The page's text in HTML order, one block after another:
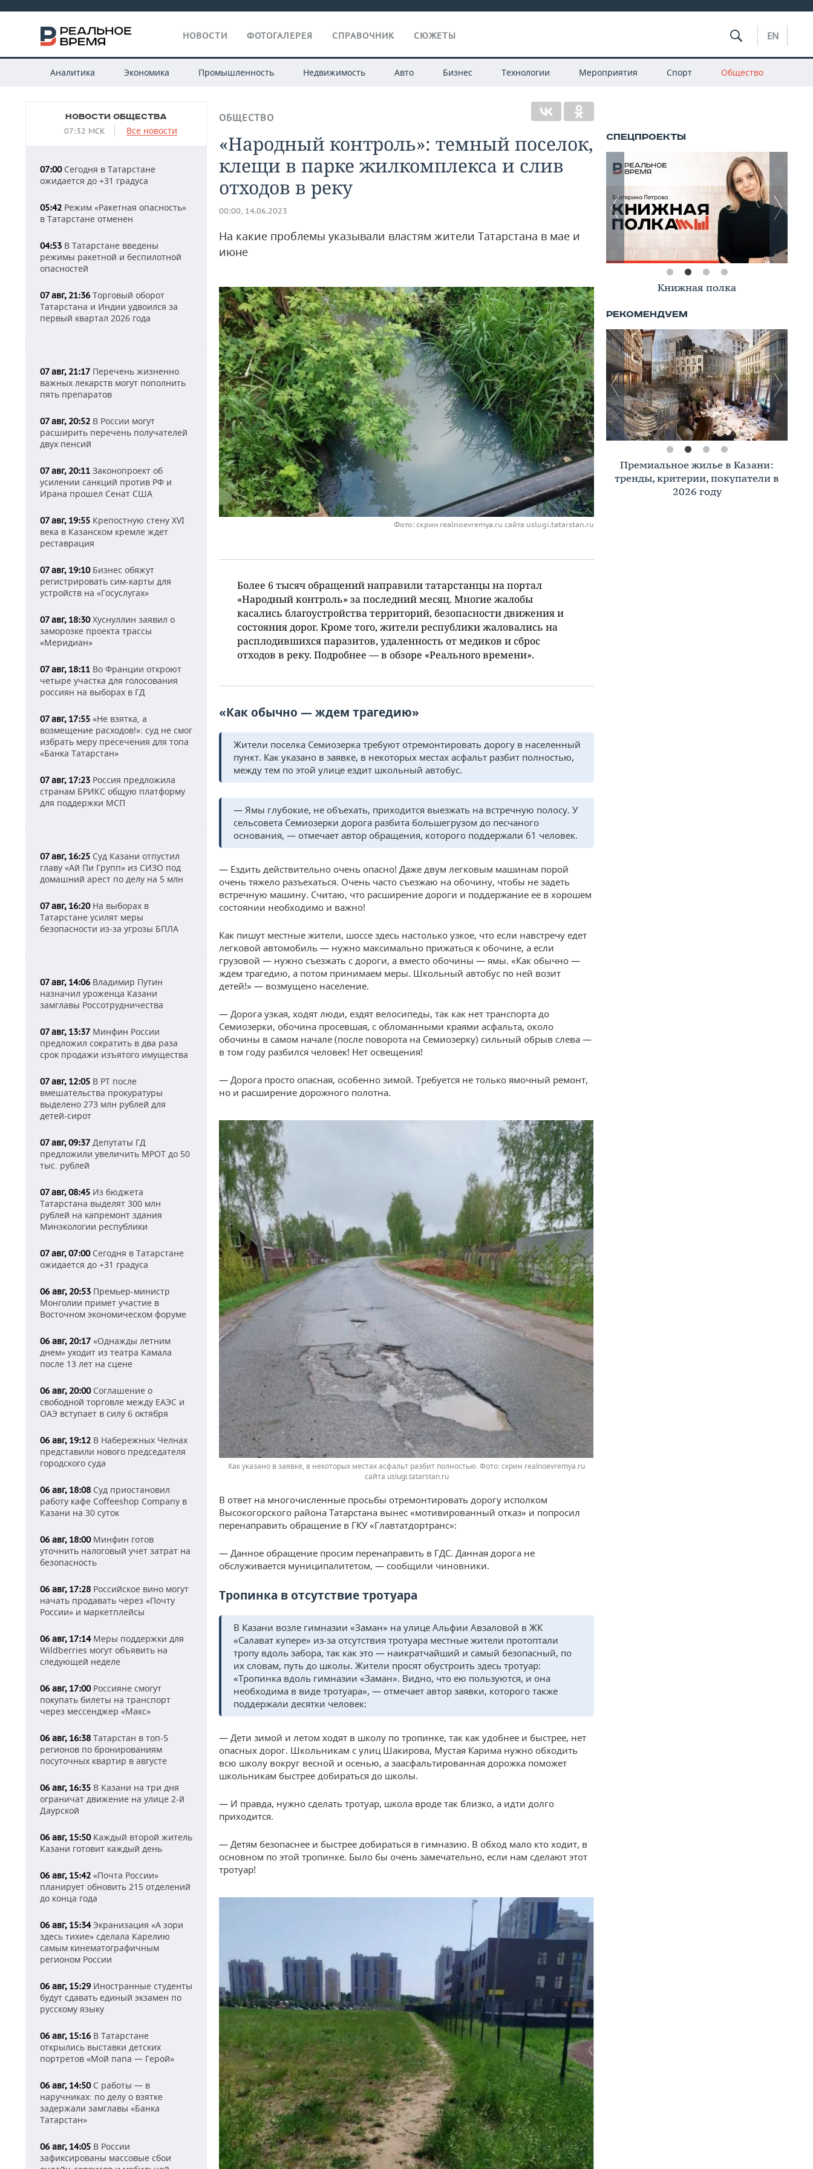
НОВОСТИ ФОТОГАЛЕРЕЯ СПРАВОЧНИК СЮЖЕТЫ EN
Аналитика Экономика Промышленность Недвижимость Авто Бизнес Технологии Мероприятия Спорт Общество
НОВОСТИ ОБЩЕСТВА
07:32 МСК Все новости
07:00Сегодня в Татарстане
ожидается до +31 градуса
05:42 Режим «Ракетная опасность»
в Татарстане отменен
04:53 В Татарстане введены
режимы ракетной и беспилотной
опасностей
07 авг, 21:36 Торговый оборот
Татарстана и Индии удвоился за
первый квартал 2026 года
07 авг, 21:17 Перечень жизненно
важных лекарств могут пополнить
пять препаратов
07 авг, 20:52 В России могут
расширить перечень получателей
двух пенсий
07 авг, 20:11 Законопроект об
усилении санкций против РФ и
Ирана прошел Сенат США
07 авг, 19:55 Крепостную стену XVI
века в Казанском кремле ждет
реставрация
07 авг, 19:10Бизнес обяжут
регистрировать сим-карты для
устройств на «Госуслугах»
07 авг, 18:30Хуснуллин заявил о
заморозке проекта трассы
«Меридиан»
07 авг, 18:11 Во Франции откроют
четыре участка для голосования
россиян на выборах в ГД
07 авг, 17:55 «Не взятка, а
возмещение расходов!»: суд не смог
избрать меру пресечения для топа
«Банка Татарстан»
07 авг, 17:23 Россия предложила
странам БРИКС общую платформу
для поддержки МСП
07 авг, 16:25 Суд Казани отпустил
главу «Ай Пи Групп» из СИЗО под
домашний арест по делу на 5 млн
07 авг, 16:20На выборах в
Татарстане усилят меры
безопасности из-за угрозы БПЛА
07 авг, 14:06 Владимир Путин
назначил уроженца Казани
замглавы Россотрудничества
07 авг, 13:37 Минфин России
предложил сократить в два раза
срок продажи изъятого имущества
07 авг, 12:05 В РТ после
вмешательства прокуратуры
выделено 273 млн рублей для
детей-сирот
07 авг, 09:37 Депутаты ГД
предложили увеличить МРОТ до 50
тыс. рублей
07 авг, 08:45 Из бюджета
Татарстана выделят 300 млн
рублей на капремонт здания
Минэкологии республики
07 авг, 07:00Сегодня в Татарстане
ожидается до +31 градуса
06 авг, 20:53 Премьер-министр
Монголии примет участие в
Восточном экономическом форуме
06 авг, 20:17 «Однажды летним
днем» уходит из театра Камала
после 13 лет на сцене
06 авг, 20:00Соглашение о
свободной торговле между ЕАЭС и
ОАЭ вступает в силу 6 октября
06 авг, 19:12 В Набережных Челнах
представили нового председателя
городского суда
06 авг, 18:08 Суд приостановил
работу кафе Coffeeshop Company в
Казани на 30 суток
06 авг, 18:00Минфин готов
уточнить налоговый учет затрат на
безопасность
06 авг, 17:28 Российское вино могут
начать продавать через «Почту
России» и маркетплейсы
06 авг, 17:14Меры поддержки для
Wildberries могут объявить на
следующей неделе
06 авг, 17:00Россияне смогут
покупать билеты на транспорт
через мессенджер «Макс»
06 авг, 16:38 Татарстан в топ-5
регионов по бронированиям
посуточных квартир в августе
06 авг, 16:35 В Казани на три дня
ограничат движение на улице 2-й
Даурской
06 авг, 15:50Каждый второй житель
Казани готовит каждый день
06 авг, 15:42 «Почта России»
планирует обновить 215 отделений
до конца года
06 авг, 15:34Экранизация «А зори
здесь тихие» сделала Карелию
самым кинематографичным
регионом России
06 авг, 15:29 Иностранные студенты
будут сдавать единый экзамен по
русскому языку
06 авг, 15:16 В Татарстане
открылись выставки детских
портретов «Мой папа — Герой»
06 авг, 14:50С работы — в
наручниках: по делу о взятке
задержали замглавы «Банка
Татарстан»
06 авг, 14:05 В России
зафиксированы массовые сбои
ОБЩЕСТВО
«Народный контроль»: темный поселок,
клещи в парке жилкомплекса и слив
отходов в реку
00:00, 14.06.2023
На какие проблемы указывали властям жители Татарстана в мае и
июне
Фото: скрин realnoevremya.ru сайта uslugi.tatarstan.ru
Более 6 тысяч обращений направили татарстанцы на портал
«Народный контроль» за последний месяц. Многие жалобы
касались благоустройства территорий, безопасности движения и
состояния дорог. Кроме того, жители республики жаловались на
расплодившихся паразитов, удаленность от медиков и сброс
отходов в реку. Подробнее — в обзоре «Реального времени».
«Как обычно — ждем трагедию»
Жители поселка Семиозерка требуют отремонтировать дорогу в населенный
пункт. Как указано в заявке, в некоторых местах асфальт разбит полностью,
между тем по этой улице ездит школьный автобус.
— Ямы глубокие, не объехать, приходится выезжать на встречную полосу. У
сельсовета Семиозерки дорога разбита большегрузом до песчаного
основания, — отмечает автор обращения, которого поддержали 61 человек.
— Ездить действительно очень опасно! Даже двум легковым машинам порой
очень тяжело разъехаться. Очень часто съезжаю на обочину, чтобы не задеть
встречную машину. Считаю, что расширение дороги и поддержание ее в хорошем
состоянии необходимо и важно!
Как пишут местные жители, шоссе здесь настолько узкое, что если навстречу едет
легковой автомобиль — нужно максимально прижаться к обочине, а если
грузовой — нужно съезжать с дороги, а вместо обочины — ямы. «Как обычно —
ждем трагедию, а потом принимаем меры. Школьный автобус по ней возит
детей!» — возмущено население.
— Дорога узкая, ходят люди, ездят велосипеды, так как нет транспорта до
Семиозерки, обочина просевшая, с обломанными краями асфальта, около
обочины в самом начале (после поворота на Семиозерку) сильный обрыв слева —
в том году разбился человек! Нет освещения!
— Дорога просто опасная, особенно зимой. Требуется не только ямочный ремонт,
но и расширение дорожного полотна.
Как указано в заявке, в некоторых местах асфальт разбит полностью. Фото: скрин realnoevremya.ru
сайта uslugi.tatarstan.ru
В ответ на многочисленные просьбы отремонтировать дорогу исполком
Высокогорского района Татарстана вынес «мотивированный отказ» и попросил
перенаправить обращение в ГКУ «Главтатдортранс»:
— Данное обращение просим перенаправить в ГДС. Данная дорога не
обслуживается муниципалитетом, — сообщили чиновники.
Тропинка в отсутствие тротуара
В Казани возле гимназии «Заман» на улице Альфии Авзаловой в ЖК
«Салават купере» из-за отсутствия тротуара местные жители протоптали
тропу вдоль забора, так как это — наикратчайший и самый безопасный, по
их словам, путь до школы. Жители просят обустроить здесь тротуар:
«Тропинка вдоль гимназии «Заман». Видно, что ею пользуются, и она
необходима в виде тротуара», — отмечает автор заявки, которого также
поддержали десятки человек:
— Дети зимой и летом ходят в школу по тропинке, так как удобнее и быстрее, нет
опасных дорог. Школьникам с улиц Шакирова, Мустая Карима нужно обходить
всю школу вокруг весной и осенью, а заасфальтированная дорожка поможет
школьникам быстрее добираться до школы.
— И правда, нужно сделать тротуар, школа вроде так близко, а идти долго
приходится.
— Детям безопаснее и быстрее добираться в гимназию. В обход мало кто ходит, в
основном по этой тропинке. Было бы очень замечательно, если нам сделают этот
тротуар!
Книжная полка
Премиальное жилье в Казани:
тренды, критерии, покупатели в
2026 году